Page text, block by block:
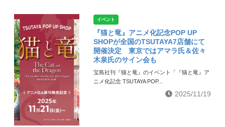
イベント
『猫と竜』アニメ化記念POP UP
SHOPが全国のTSUTAYA7店舗にて
開催決定 東京ではアマラ氏＆佐々
木泉氏のサイン会も
宝島社刊『猫と竜』のイベント「『猫と竜』ア
ニメ化記念 TSUTAYA POP...
2025/11/19